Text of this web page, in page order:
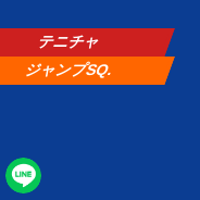
テニチャ
ジャンプSQ.